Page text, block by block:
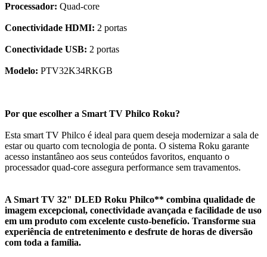
Processador: Quad-core
Conectividade HDMI: 2 portas
Conectividade USB: 2 portas
Modelo: PTV32K34RKGB
Por que escolher a Smart TV Philco Roku?
Esta smart TV Philco é ideal para quem deseja modernizar a sala de
estar ou quarto com tecnologia de ponta. O sistema Roku garante
acesso instantâneo aos seus conteúdos favoritos, enquanto o
processador quad-core assegura performance sem travamentos.
A Smart TV 32" DLED Roku Philco** combina qualidade de
imagem excepcional, conectividade avançada e facilidade de uso
em um produto com excelente custo-benefício. Transforme sua
experiência de entretenimento e desfrute de horas de diversão
com toda a família.